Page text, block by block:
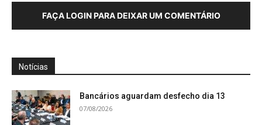
FAÇA LOGIN PARA DEIXAR UM COMENTÁRIO
Notícias
Bancários aguardam desfecho dia 13
07/08/2026